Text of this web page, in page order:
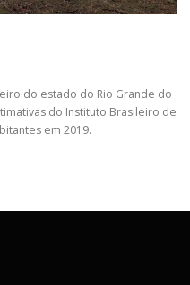
do estado do Rio Grande do
do Instituto Brasileiro de
em 2019.